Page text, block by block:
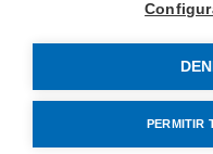
© Copyright by Rehm
PERMITIR